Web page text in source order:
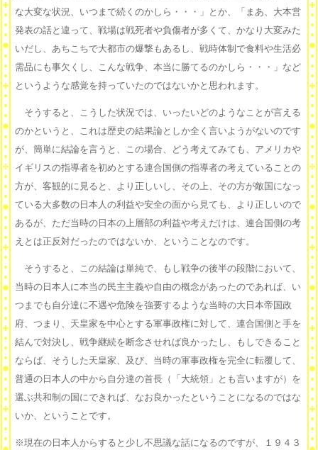
な大変な状況、いつまで続くのかしら・・・」とか、「まあ、大本営
発表の話と違って、戦場は戦死者や負傷者が多くて、かなり大変みた
いだし、あちこちで大都市の爆撃もあるし、戦時体制で食料や生活必
需品にも事欠くし、こんな戦争、本当に勝てるのかしら・・・」など
というような感覚を持っていたのではないかと思われます。
そうすると、こうした状況では、いったいどのようなことが言える
のかというと、これは歴史の結果論としか全く言いようがないのです
が、簡単に結論を言うと、この場合、どう考えてみても、アメリカや
イギリスの指導者を初めとする連合国側の指導者の考えていることの
方が、客観的に見ると、より正しいし、その上、その方が敵国になっ
ている大多数の日本人の利益や安全の面から見ても、より正しいので
あるが、ただ当時の日本の上層部の利益や考えだけは、連合国側の考
えとは正反対だったのではないか、ということなのです。
そうすると、この結論は単純で、もし戦争の後半の段階において、
当時の日本人に本当の民主主義や自由の概念があったのであれば、い
つまでも自分達に不遇や危険を強要するような当時の大日本帝国政
府、つまり、天皇家を中心とする軍事政権に対して、連合国側と手を
結んで対決し、戦争継続を断念させれば良かったし、もしできること
ならば、そうした天皇家、及び、当時の軍事政権を完全に転覆して、
普通の日本人の中から自分達の首長（「大統領」とも言いますが）を
選ぶ共和制の国にできれば、なお良かったということになるのではな
いか、ということです。
※現在の日本人からすると少し不思議な話になるのですが、１９４３